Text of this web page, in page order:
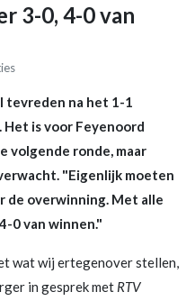
3-0, 4-0 van
tevreden na het 1-1
is voor Feyenoord
volgende ronde, maar
"Eigenlijk moeten
de overwinning. Met alle
0 van winnen."
wat wij ertegenover stellen,
in gesprek met RTV